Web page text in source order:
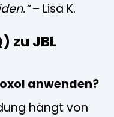
– Lisa K.
zu JBL
anwenden?
hängt von